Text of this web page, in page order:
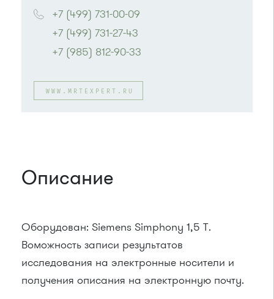
Автобусы № 2, 3, 8, 11, 19, 29, 32.
Маршрутка № 408м, 419м
или до остановки"Южная промзона"
Автобус 31
+7 (499) 731-00-09
+7 (499) 731-27-43
+7 (985) 812-90-33
WWW.MRTEXPERT.RU
Описание
Оборудован: Siemens Simphony 1,5 Т.
Воможность записи результатов
исследования на электронные носители и
получения описания на электронную почту.